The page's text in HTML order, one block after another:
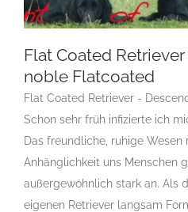
Flat Coated Retriever
F Gruppe 8 Gruppe 8-
Züchter Flatcoated
Flatcoated Retriever
Standard Rassehunde von A
Flat Coated
noble Flatcoated
Flat Coated Retriever -
Schon sehr früh infizierte ich
Das freundliche, ruhige
Anhänglichkeit uns Menschen
außergewöhnlich stark an. Als
eigenen Retriever langsam